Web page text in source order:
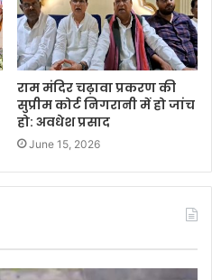
राम मंदिर चढ़ावा प्रकरण की
सुप्रीम कोर्ट निगरानी में हो जांच
हो: अवधेश प्रसाद
June 15, 2026